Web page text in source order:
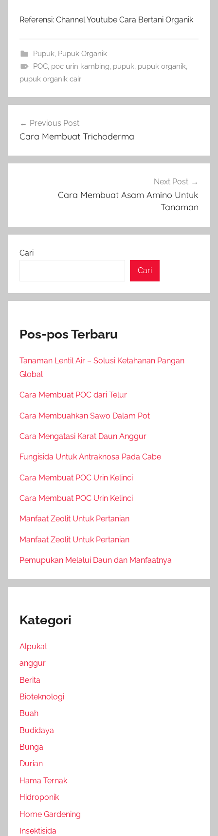
Referensi: Channel Youtube Cara Bertani Organik
Pupuk, Pupuk Organik
POC, poc urin kambing, pupuk, pupuk organik,
pupuk organik cair
pos
Previous Post
Cara Membuat Trichoderma
Next Post
Cara Membuat Asam Amino Untuk
Tanaman
Cari
Cari
Pos-pos Terbaru
Tanaman Lentil Air – Solusi Ketahanan Pangan
Global
Cara Membuat POC dari Telur
Cara Membuahkan Sawo Dalam Pot
Cara Mengatasi Karat Daun Anggur
Fungisida Untuk Antraknosa Pada Cabe
Cara Membuat POC Urin Kelinci
Cara Membuat POC Urin Kelinci
Manfaat Zeolit Untuk Pertanian
Manfaat Zeolit Untuk Pertanian
Pemupukan Melalui Daun dan Manfaatnya
Kategori
Alpukat
anggur
Berita
Bioteknologi
Buah
Budidaya
Bunga
Durian
Hama Ternak
Hidroponik
Home Gardening
Insektisida